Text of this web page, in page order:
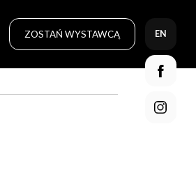
ZOSTAŃ WYSTAWCĄ EN